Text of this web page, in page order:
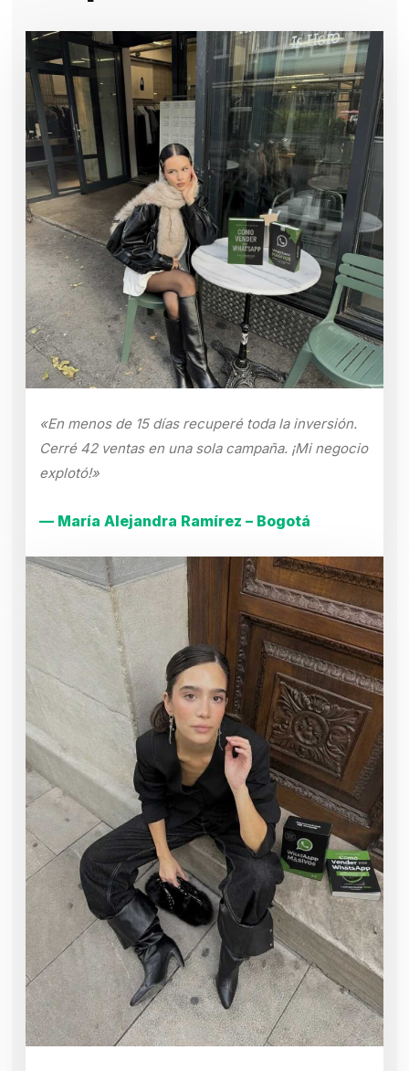
«En menos de 15 días recuperé toda la inversión.
Cerré 42 ventas en una sola campaña. ¡Mi negocio
explotó!»
— María Alejandra Ramírez – Bogotá